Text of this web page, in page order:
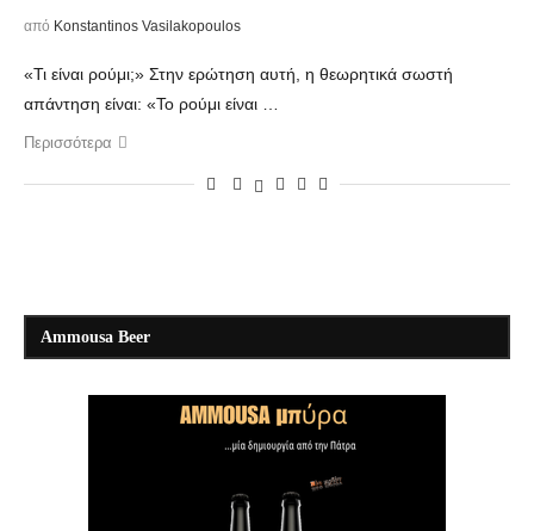
από Konstantinos Vasilakopoulos
«Τι είναι ρούμι;» Στην ερώτηση αυτή, η θεωρητικά σωστή
απάντηση είναι: «Το ρούμι είναι …
Περισσότερα
Ammousa Beer